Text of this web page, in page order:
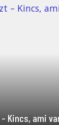
Kincs, ami